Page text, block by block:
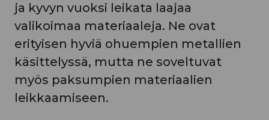
ja kyvyn vuoksi leikata laajaa
valikoimaa materiaaleja. Ne ovat
erityisen hyviä ohuempien metallien
käsittelyssä, mutta ne soveltuvat
myös paksumpien materiaalien
leikkaamiseen.